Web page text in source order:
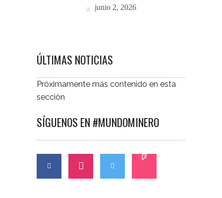
junio 2, 2026
ÚLTIMAS NOTICIAS
Próximamente más contenido en esta
sección
SÍGUENOS EN #MUNDOMINERO